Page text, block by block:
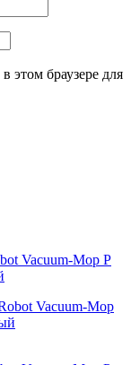
этом браузере для
Vacuum-Mop P